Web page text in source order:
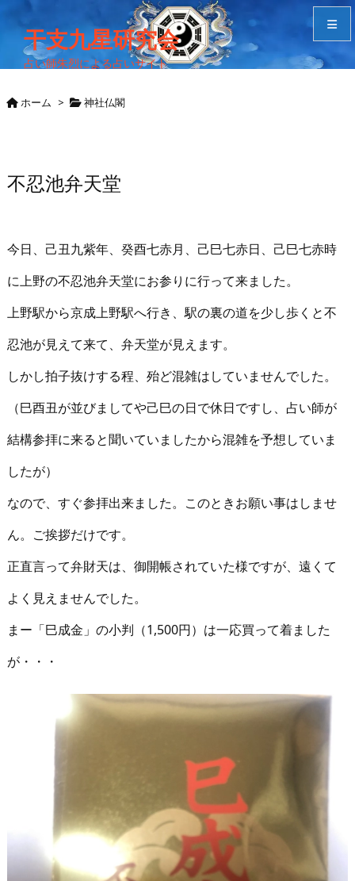
干支九星研究会
占い師朱烈による占いサイト
ホーム > 神社仏閣
不忍池弁天堂
今日、己丑九紫年、癸酉七赤月、己巳七赤日、己巳七赤時
に上野の不忍池弁天堂にお参りに行って来ました。
上野駅から京成上野駅へ行き、駅の裏の道を少し歩くと不
忍池が見えて来て、弁天堂が見えます。
しかし拍子抜けする程、殆ど混雑はしていませんでした。
（巳酉丑が並びましてや己巳の日で休日ですし、占い師が
結構参拝に来ると聞いていましたから混雑を予想していま
したが）
なので、すぐ参拝出来ました。このときお願い事はしませ
ん。ご挨拶だけです。
正直言って弁財天は、御開帳されていた様ですが、遠くて
よく見えませんでした。
まー「巳成金」の小判（1,500円）は一応買って着ました
が・・・